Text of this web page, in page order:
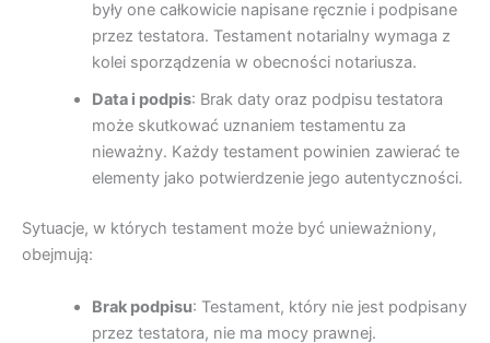
były one całkowicie napisane ręcznie i podpisane
przez testatora. Testament notarialny wymaga z
kolei sporządzenia w obecności notariusza.
Data i podpis: Brak daty oraz podpisu testatora
może skutkować uznaniem testamentu za
nieważny. Każdy testament powinien zawierać te
elementy jako potwierdzenie jego autentyczności.
Sytuacje, w których testament może być unieważniony,
obejmują:
Brak podpisu: Testament, który nie jest podpisany
przez testatora, nie ma mocy prawnej.